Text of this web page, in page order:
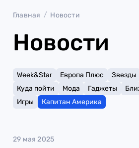
Главная Новости
Новости
Week&Star Европа Плюс Звезды
Куда пойти
Мода Гаджеты
Игры
Капитан Америка
29 мая 2025